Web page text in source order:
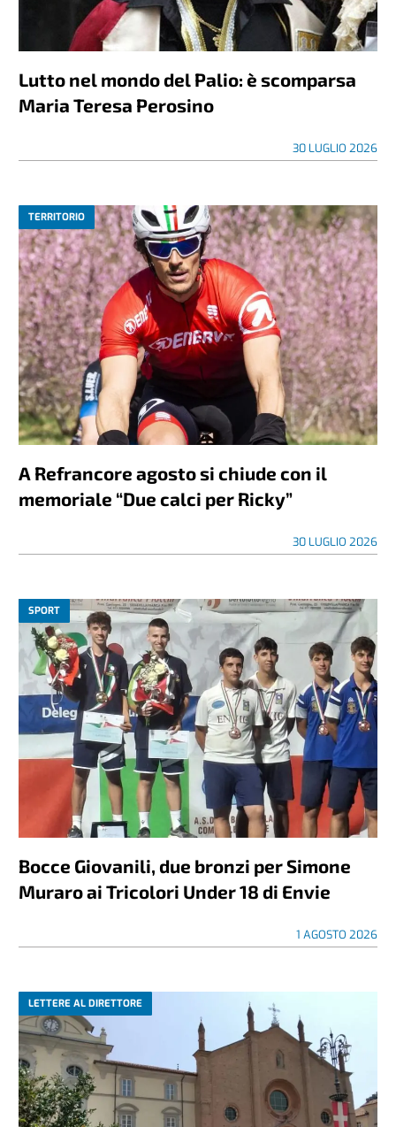
Lutto nel mondo del Palio: è scomparsa
Maria Teresa Perosino
30 LUGLIO 2026
TERRITORIO
A Refrancore agosto si chiude con il
memoriale “Due calci per Ricky”
30 LUGLIO 2026
SPORT
Bocce Giovanili, due bronzi per Simone
Muraro ai Tricolori Under 18 di Envie
1 AGOSTO 2026
LETTERE AL DIRETTORE